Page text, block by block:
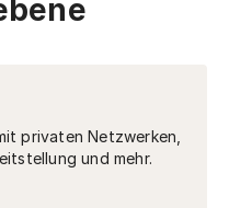
privaten Netzwerken,
und mehr.